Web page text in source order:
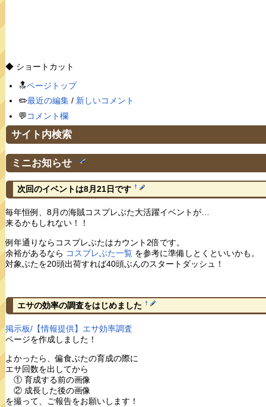
◆ ショートカット
🔝ページトップ
✏️最近の編集/ 新しいコメント
💬コメント欄
サイト内検索
ミニお知らせ †
次回のイベントは8月21日です †
毎年恒例、8月の海賊コスプレぶた大活躍イベントが…
来るかもしれない！！
例年通りならコスプレぶたはカウント2倍です。
余裕があるなら コスプレぶた一覧を参考に準備しとくといいかも。
対象ぶたを20頭出荷すれば40頭ぶんのスタートダッシュ！
エサの効率の調査をはじめました †
掲示板/【情報提供】エサ効率調査
ページを作成しました！
よかったら、偏食ぶたの育成の際に
エサ回数を出してから
① 育成する前の画像
② 成長した後の画像
を撮って、ご報告をお願いします！